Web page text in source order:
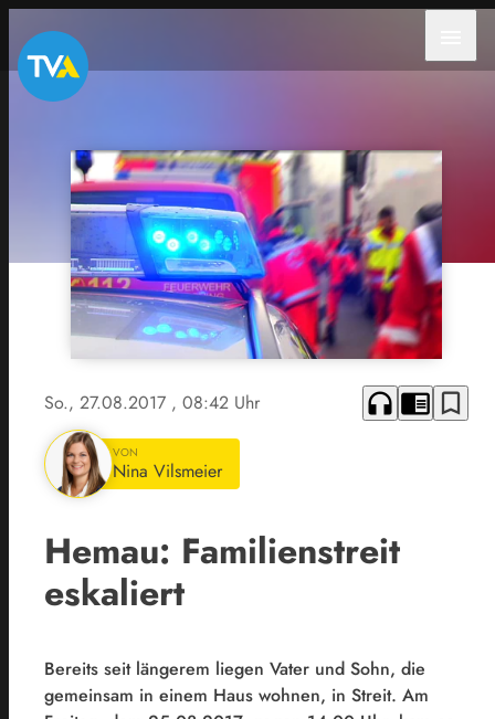
So., 27.08.2017 , 08:42 Uhr headphones chrome_reader_mode bookmark_border
VON
Nina Vilsmeier
Hemau: Familienstreit
eskaliert
Bereits seit längerem liegen Vater und Sohn, die
gemeinsam in einem Haus wohnen, in Streit. Am